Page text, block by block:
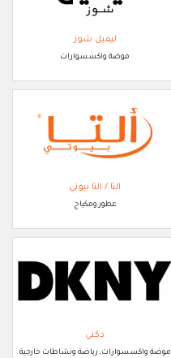
ليفيل شوز
موضة واكسسوارات
التا / التا بيوتي
عطور ومكياج
دكني
موضة واكسسوارات, رياضة ونشاطات خارجية